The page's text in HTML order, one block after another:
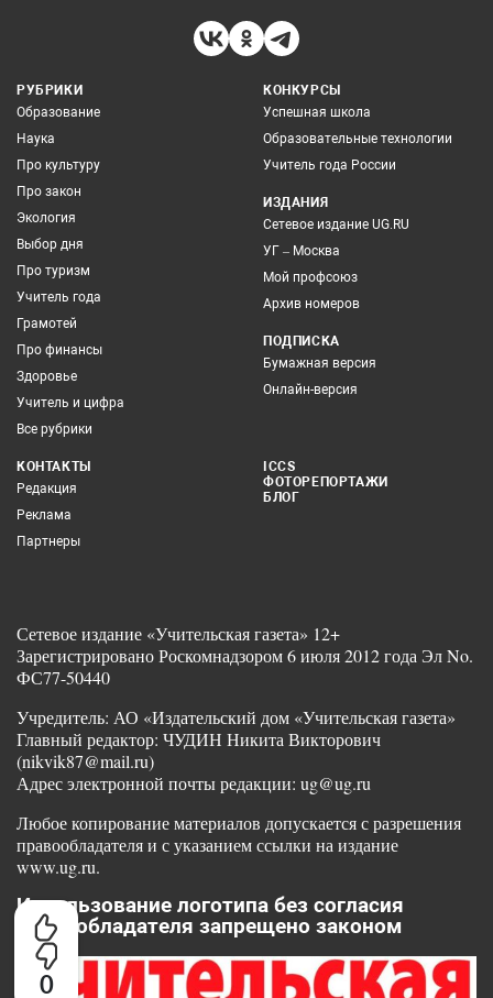
0
РУБРИКИ
Образование
Наука
Про культуру
Про закон
Экология
Выбор дня
Про туризм
Учитель года
Грамотей
Про финансы
Здоровье
Учитель и цифра
Все рубрики
КОНКУРСЫ
Успешная школа
Образовательные технологии
Учитель года России
ИЗДАНИЯ
Сетевое издание UG.RU
УГ – Москва
Мой профсоюз
Архив номеров
ПОДПИСКА
Бумажная версия
Онлайн-версия
КОНТАКТЫ
Редакция
Реклама
Партнеры
ICCS
ФОТОРЕПОРТАЖИ
БЛОГ
Сетевое издание «Учительская газета» 12+
Зарегистрировано Роскомнадзором 6 июля 2012 года Эл No.
ФС77-50440
Учредитель: АО «Издательский дом «Учительская газета»
Главный редактор: ЧУДИН Никита Викторович
(nikvik87@mail.ru)
Адрес электронной почты редакции: ug@ug.ru
Любое копирование материалов допускается с разрешения
правообладателя и с указанием ссылки на издание
www.ug.ru.
Использование логотипа без согласия
правообладателя запрещено законом